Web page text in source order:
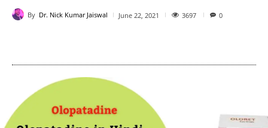
By Dr. Nick Kumar Jaiswal June 22, 2021 3697 0